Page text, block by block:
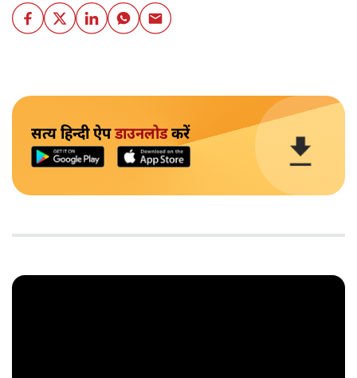
सत्य हिन्दी ऐपडाउनलोडकरें